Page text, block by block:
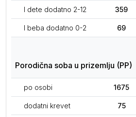
I dete dodatno 2-12 359
I beba dodatno 0-2 69
Porodična soba u prizemlju (PP)
po osobi 1675
dodatni krevet 75